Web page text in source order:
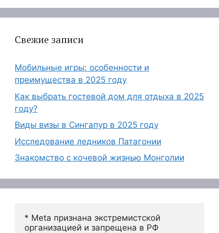
Свежие записи
Мобильные игры: особенности и
преимущества в 2025 году
Как выбрать гостевой дом для отдыха в 2025
году?
Виды визы в Сингапур в 2025 году
Исследование ледников Патагонии
Знакомство с кочевой жизнью Монголии
* Meta признана экстремистской
организацией и запрещена в РФ